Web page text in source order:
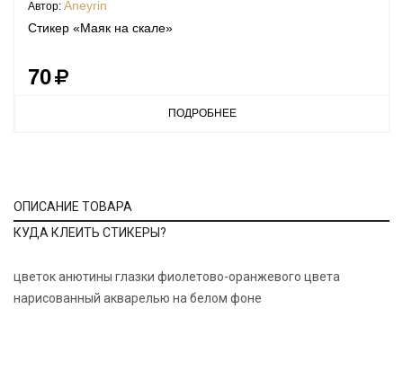
Автор: Aneyrin
Стикер «Маяк на скале»
70
ПОДРОБНЕЕ
ОПИСАНИЕ ТОВАРА
КУДА КЛЕИТЬ СТИКЕРЫ?
цветок анютины глазки фиолетово-оранжевого цвета
нарисованный акварелью на белом фоне